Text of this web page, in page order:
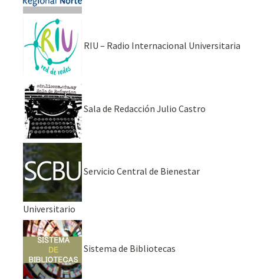
RIU – Radio Internacional Universitaria
Sala de Redacción Julio Castro
Servicio Central de Bienestar
Universitario
Sistema de Bibliotecas